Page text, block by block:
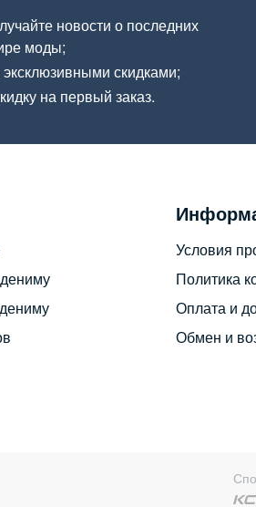
новости о последних
моды;
эксклюзивными скидками;
на первый заказ.
Условия
Политика
Оплата и
Обмен и